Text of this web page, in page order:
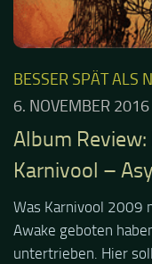
BESSER SPÄT ALS
6. NOVEMBER 2016
Album Review:
Karnivool –
Was Karnivool 2009
Awake geboten
untertrieben. Hier